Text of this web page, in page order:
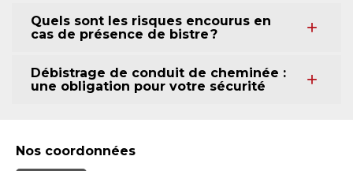
Quels sont les risques encourus en
cas de présence de bistre ?
Débistrage de conduit de cheminée :
une obligation pour votre sécurité
Nos coordonnées